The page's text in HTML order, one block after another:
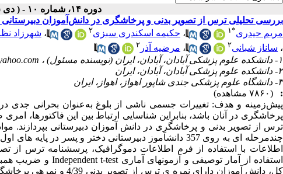
دوره ۱۴، شماره ۱۰ - ( دی ۱۳۹۵ )
بررسی تحلیلی ترس از تصویر بدنی و پرخاشگری در دانش‌آموزان دبیرستانی
مریم حیدری*۱ ، حکیمه اسکندری سبزی۲ ، شهرزاد
، ساناز شبانی۲ ، مرضیه آذر ۲
۱- دانشکده علوم پزشکی آبادان، آبادان، ایران (نویسنده مسئول) ،
۲- دانشکده علوم پزشکی آبادان، آبادان، ایران
۳- دانشگاه علوم پزشکی جندی شاپور اهواز، اهواز، ایران
:
(۷۸۶۰ مشاهده)
پیش‌زمینه و هدف: تغییرات جسمی ناشی از بلوغ به‌عنوان بحرانی جدی در
پرخاشگری در آنان باشد، بنابراین شناسایی ارتباط بین این فاکتورها،
ترس از تصویر بدنی و پرخاشگری در دانش ­آموزان دبیرستانی
اطلاعات با استفاده از فرم اطلاعات دموگرافیک، پرسشنامه ترس از